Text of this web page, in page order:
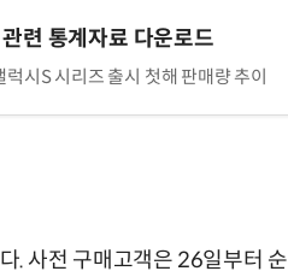
관련 통계자료 다운로드
럭시S 시리즈 출시 첫해 판매량 추이
. 사전 구매고객은 26일부터 순